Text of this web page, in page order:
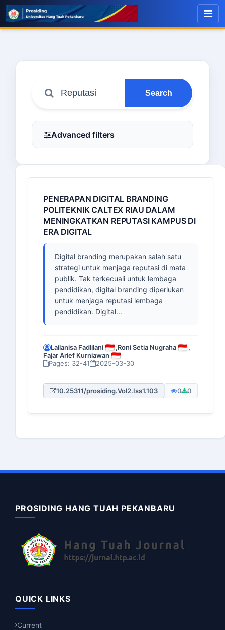
Search
Advanced filters
PENERAPAN DIGITAL BRANDING
POLITEKNIK CALTEX RIAU DALAM
MENINGKATKAN REPUTASI KAMPUS DI
ERA DIGITAL
Digital branding merupakan salah satu
strategi untuk menjaga reputasi di mata
publik. Tak terkecuali untuk lembaga
pendidikan, digital branding diperlukan
untuk menjaga reputasi lembaga
pendidikan. Digital...
Lailanisa Fadlilani ,Roni Setia Nugraha
,
Fajar Arief Kurniawan
Pages: 32-41
2025-03-30
10.25311/prosiding.Vol2.Iss1.103 0 0
PROSIDING HANG TUAH PEKANBARU
QUICK LINKS
Current